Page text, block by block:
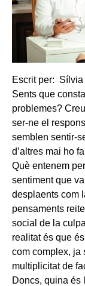
Escrit per: Sílvia
Sents que
problemes?
ser-ne el
semblen sentir-
d’altres mai ho
Què entenem
sentiment que
desplaents com
pensaments
social de la
realitat és que
com complex, ja
multiplicitat de
Doncs, quina és